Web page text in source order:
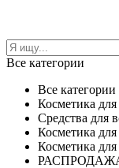
Все категории
Все категории
Косметика
Средства для
Косметика для
Косметика